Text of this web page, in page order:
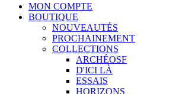
MON COMPTE
BOUTIQUE
NOUVEAUTÉS
PROCHAINEMENT
COLLECTIONS
ARCHÉOSF
D'ICI LÀ
ESSAIS
HORIZONS